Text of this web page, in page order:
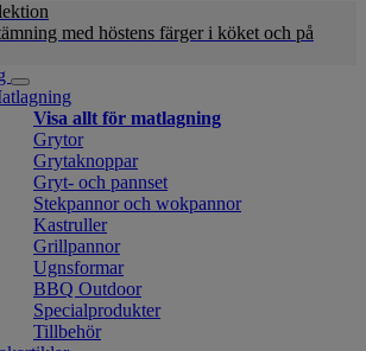
med höstens färger i köket och på
Visa allt för matlagning
Grytor
Grytaknoppar
Gryt- och pannset
Stekpannor och wokpannor
Kastruller
Grillpannor
Ugnsformar
BBQ Outdoor
Specialprodukter
Tillbehör